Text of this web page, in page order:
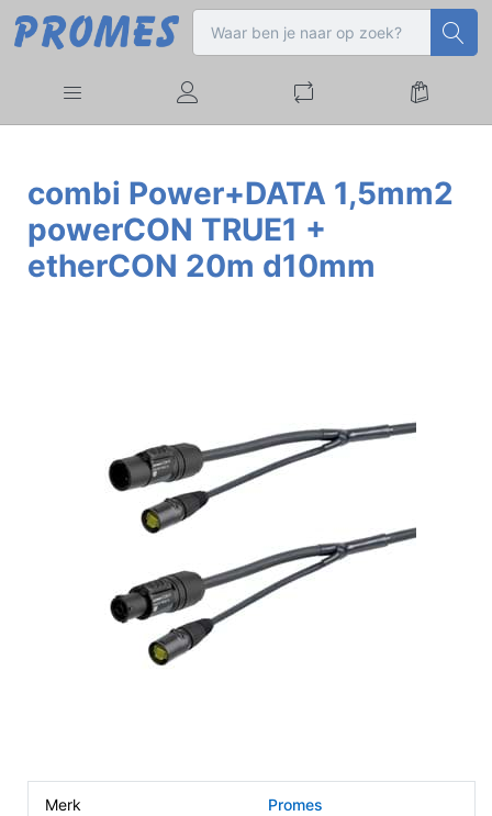
combi Power+DATA 1,5mm2
powerCON TRUE1 +
etherCON 20m d10mm
Merk
Promes